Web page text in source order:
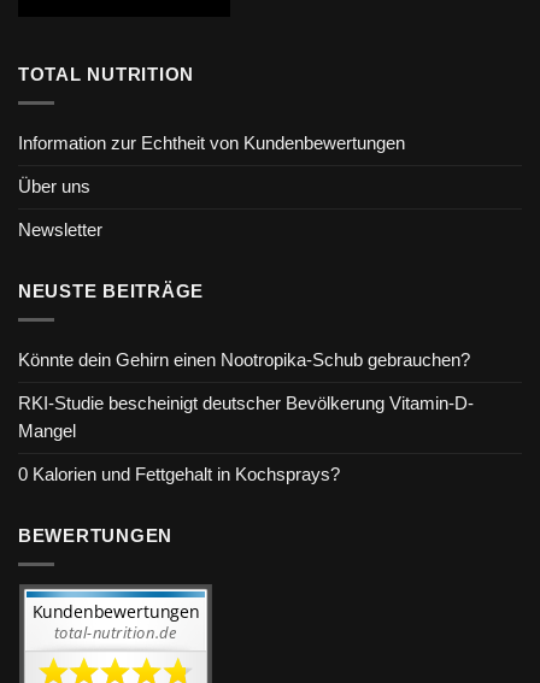
TOTAL NUTRITION
Information zur Echtheit von Kundenbewertungen
Über uns
Newsletter
NEUSTE BEITRÄGE
Könnte dein Gehirn einen Nootropika-Schub gebrauchen?
RKI-Studie bescheinigt deutscher Bevölkerung Vitamin-D-
Mangel
0 Kalorien und Fettgehalt in Kochsprays?
BEWERTUNGEN